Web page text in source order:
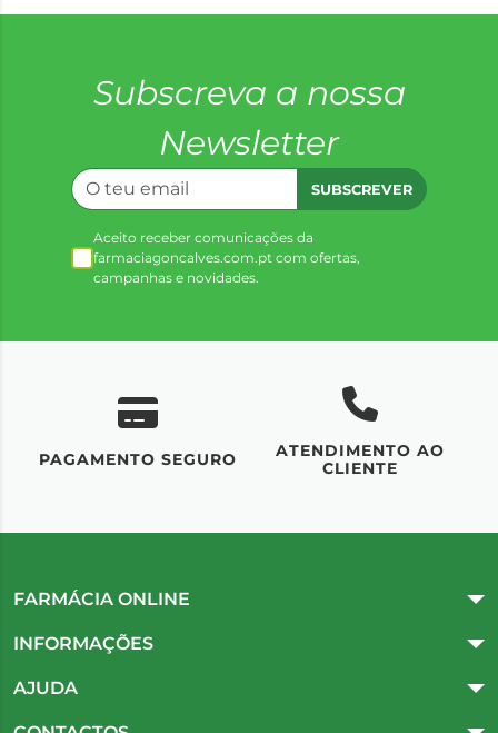
Subscreva a nossa
Newsletter
SUBSCREVER
Aceito receber comunicações da
farmaciagoncalves.com.pt com ofertas,
campanhas e novidades.
PAGAMENTO SEGURO
ATENDIMENTO AO
CLIENTE
FARMÁCIA ONLINE
INFORMAÇÕES
AJUDA